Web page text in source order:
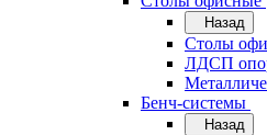
Назад
Cтолы
ЛДСП
Бенч-системы
Назад